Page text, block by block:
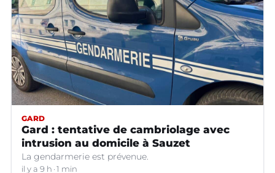
GARD
Gard : tentative de cambriolage avec
intrusion au domicile à Sauzet
La gendarmerie est prévenue.
il y a 9 h 1 min